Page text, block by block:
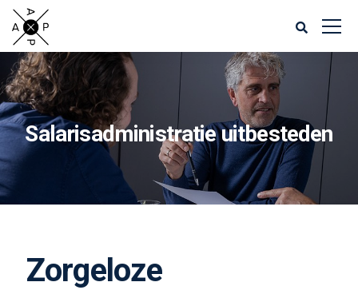
Salarisadministratie uitbesteden
Zorgeloze